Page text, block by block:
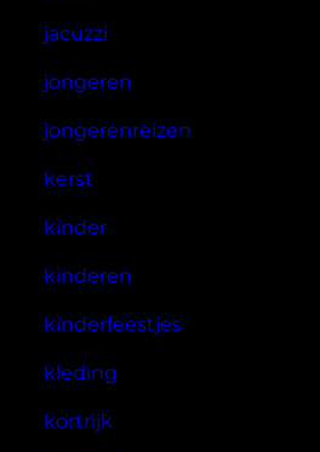
jacuzzi
jongeren
jongerenreizen
kerst
kinder
kinderen
kinderfeestjes
kleding
kortrijk